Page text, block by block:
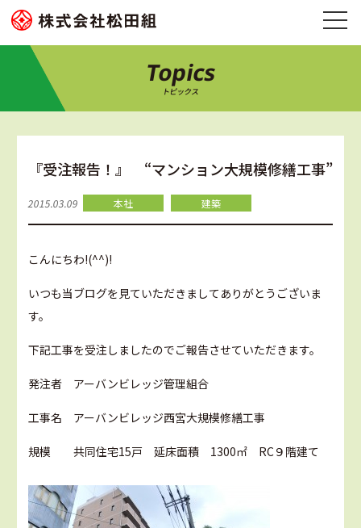
Topics
トピックス
『受注報告！』 “マンション大規模修繕工事”
2015.03.09 本社 建築
こんにちわ!(^^)!
いつも当ブログを見ていただきましてありがとうございま
す。
下記工事を受注しましたのでご報告させていただきます。
発注者 アーバンビレッジ管理組合
工事名 アーバンビレッジ西宮大規模修繕工事
規模 共同住宅15戸 延床面積 1300㎡ RC９階建て